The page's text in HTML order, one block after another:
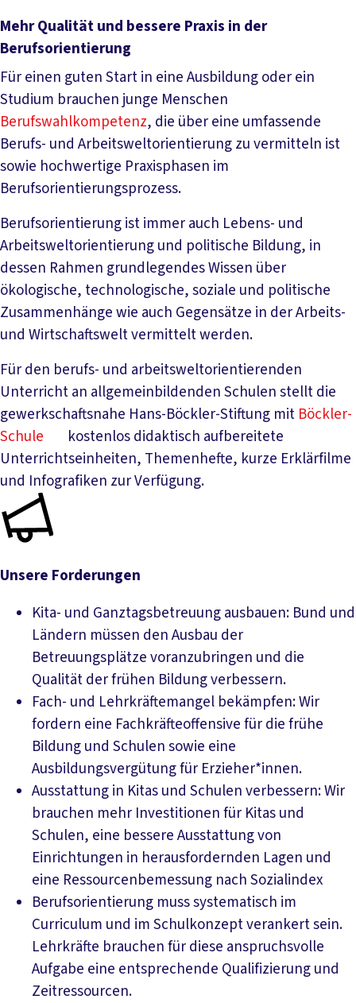
Mehr Qualität und bessere Praxis in der
Berufsorientierung
Für einen guten Start in eine Ausbildung oder ein
Studium brauchen junge Menschen
Berufswahlkompetenz, die über eine umfassende
Berufs- und Arbeitsweltorientierung zu vermitteln ist
sowie hochwertige Praxisphasen im
Berufsorientierungsprozess.
Berufsorientierung ist immer auch Lebens- und
Arbeitsweltorientierung und politische Bildung, in
dessen Rahmen grundlegendes Wissen über
ökologische, technologische, soziale und politische
Zusammenhänge wie auch Gegensätze in der Arbeits-
und Wirtschaftswelt vermittelt werden.
Für den berufs- und arbeitsweltorientierenden
Unterricht an allgemeinbildenden Schulen stellt die
gewerkschaftsnahe Hans-Böckler-Stiftung mit Böckler-
Schule
kostenlos didaktisch aufbereitete
Unterrichtseinheiten, Themenhefte, kurze Erklärfilme
und Infografiken zur Verfügung.
Unsere Forderungen
Kita- und Ganztagsbetreuung ausbauen: Bund und
Ländern müssen den Ausbau der
Betreuungsplätze voranzubringen und die
Qualität der frühen Bildung verbessern.
Fach- und Lehrkräftemangel bekämpfen: Wir
fordern eine Fachkräfteoffensive für die frühe
Bildung und Schulen sowie eine
Ausbildungsvergütung für Erzieher*innen.
Ausstattung in Kitas und Schulen verbessern: Wir
brauchen mehr Investitionen für Kitas und
Schulen, eine bessere Ausstattung von
Einrichtungen in herausfordernden Lagen und
eine Ressourcenbemessung nach Sozialindex
Berufsorientierung muss systematisch im
Curriculum und im Schulkonzept verankert sein.
Lehrkräfte brauchen für diese anspruchsvolle
Aufgabe eine entsprechende Qualifizierung und
Zeitressourcen.